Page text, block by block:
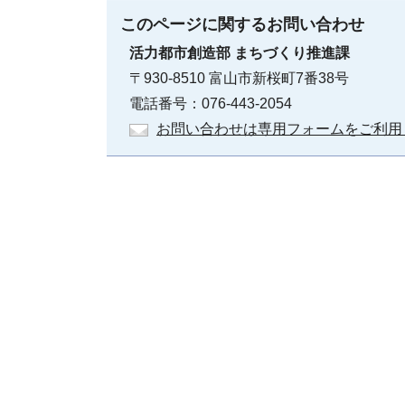
このページに関するお問い合わせ
活力都市創造部 まちづくり推進課
〒930-8510 富山市新桜町7番38号
電話番号：076-443-2054
お問い合わせは専用フォームをご利用